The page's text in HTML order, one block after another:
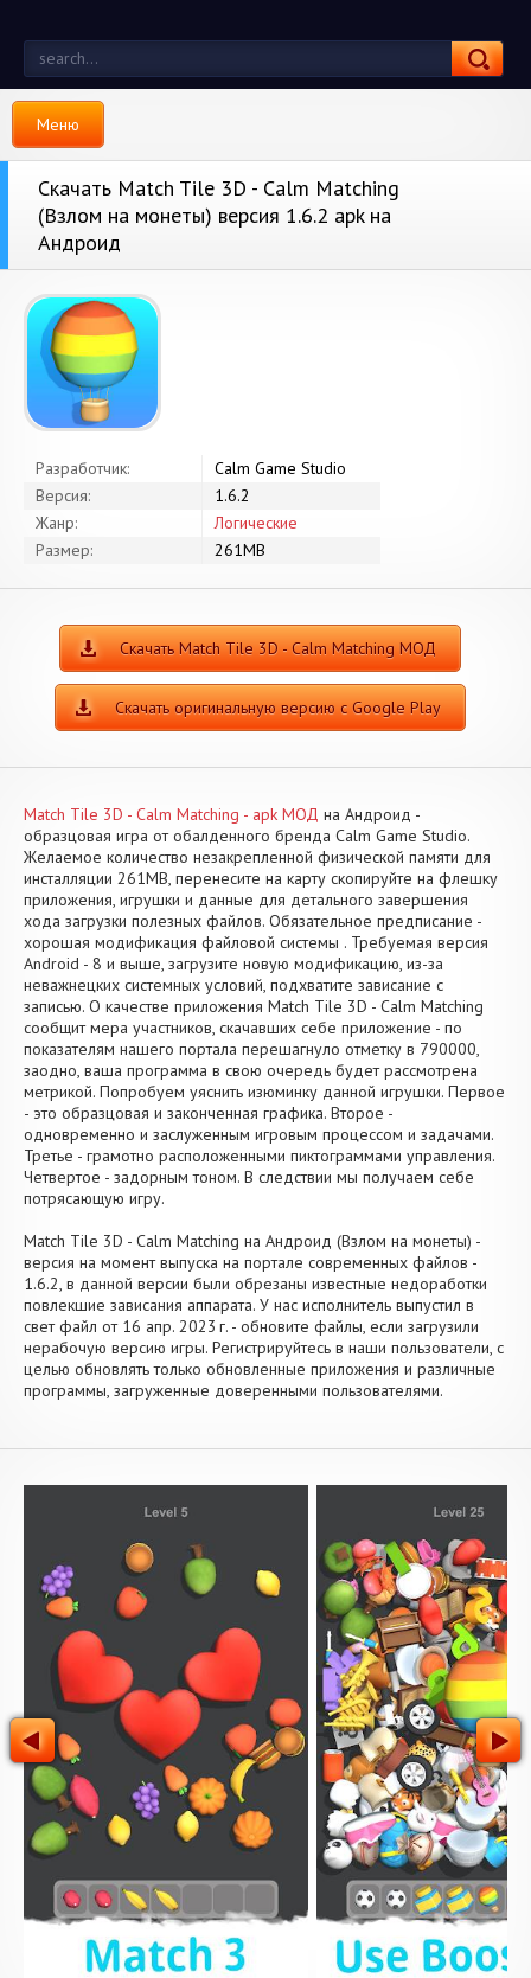
Меню
Скачать Match Tile 3D - Calm Matching
(Взлом на монеты) версия 1.6.2 apk на
Андроид
Разработчик:
Calm Game Studio
Версия:
1.6.2
Жанр:
Логические
Размер:
261MB
Скачать Match Tile 3D - Calm Matching МОД
Скачать оригинальную версию с Google Play
Match Tile 3D - Calm Matching - apk МОД на Андроид -
образцовая игра от обалденного бренда Calm Game Studio.
Желаемое количество незакрепленной физической памяти для
инсталляции 261MB, перенесите на карту скопируйте на флешку
приложения, игрушки и данные для детального завершения
хода загрузки полезных файлов. Обязательное предписание -
хорошая модификация файловой системы . Требуемая версия
Android - 8 и выше, загрузите новую модификацию, из-за
неважнецких системных условий, подхватите зависание с
записью. О качестве приложения Match Tile 3D - Calm Matching
сообщит мера участников, скачавших себе приложение - по
показателям нашего портала перешагнуло отметку в 790000,
заодно, ваша программа в свою очередь будет рассмотрена
метрикой. Попробуем уяснить изюминку данной игрушки. Первое
- это образцовая и законченная графика. Второе -
одновременно и заслуженным игровым процессом и задачами.
Третье - грамотно расположенными пиктограммами управления.
Четвертое - задорным тоном. В следствии мы получаем себе
потрясающую игру.
Match Tile 3D - Calm Matching на Андроид (Взлом на монеты) -
версия на момент выпуска на портале современных файлов -
1.6.2, в данной версии были обрезаны известные недоработки
повлекшие зависания аппарата. У нас исполнитель выпустил в
свет файл от 16 апр. 2023 г. - обновите файлы, если загрузили
нерабочую версию игры. Регистрируйтесь в наши пользователи, с
целью обновлять только обновленные приложения и различные
программы, загруженные доверенными пользователями.